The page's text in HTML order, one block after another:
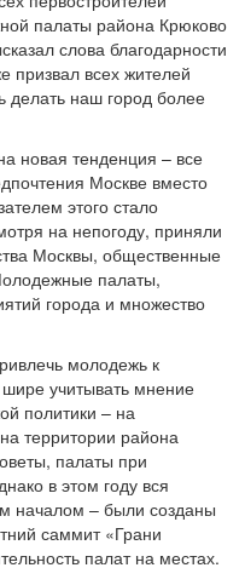
палаты района Крюково
слова благодарности
призвал всех жителей
делать наш город более
новая тенденция – все
Москве вместо
этого стало
на непогоду, приняли
Москвы, общественные
палаты,
города и множество
молодежь к
учитывать мнение
политики – на
территории района
палаты при
в этом году вся
началом – были созданы
саммит «Грани
палат на местах.